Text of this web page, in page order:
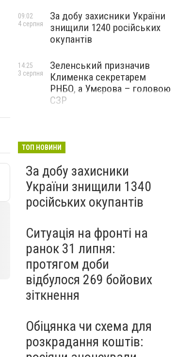
За добу захисники України
знищили 1240 російських
окупантів
09:02
4 серпня
Зеленський призначив
Клименка секретарем
РНБО, а Умєрова – головою
СЗР
14:25
3 серпня
ТОП НОВИНИ
За добу захисники
України знищили 1340
російських окупантів
Ситуація на фронті на
ранок 31 липня:
протягом доби
відбулося 269 бойових
зіткнення
Обіцянка чи схема для
розкрадання коштів: